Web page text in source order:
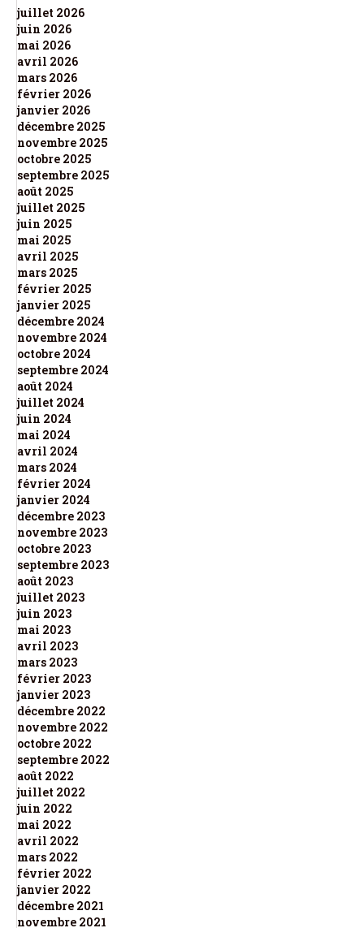
juillet 2026
juin 2026
mai 2026
avril 2026
mars 2026
février 2026
janvier 2026
décembre 2025
novembre 2025
octobre 2025
septembre 2025
août 2025
juillet 2025
juin 2025
mai 2025
avril 2025
mars 2025
février 2025
janvier 2025
décembre 2024
novembre 2024
octobre 2024
septembre 2024
août 2024
juillet 2024
juin 2024
mai 2024
avril 2024
mars 2024
février 2024
janvier 2024
décembre 2023
novembre 2023
octobre 2023
septembre 2023
août 2023
juillet 2023
juin 2023
mai 2023
avril 2023
mars 2023
février 2023
janvier 2023
décembre 2022
novembre 2022
octobre 2022
septembre 2022
août 2022
juillet 2022
juin 2022
mai 2022
avril 2022
mars 2022
février 2022
janvier 2022
décembre 2021
novembre 2021